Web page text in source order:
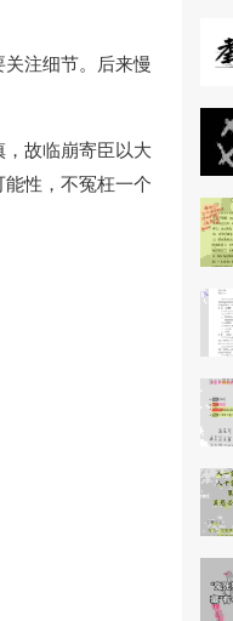
注细节。后来慢
故临崩寄臣以大
性，不冤枉一个